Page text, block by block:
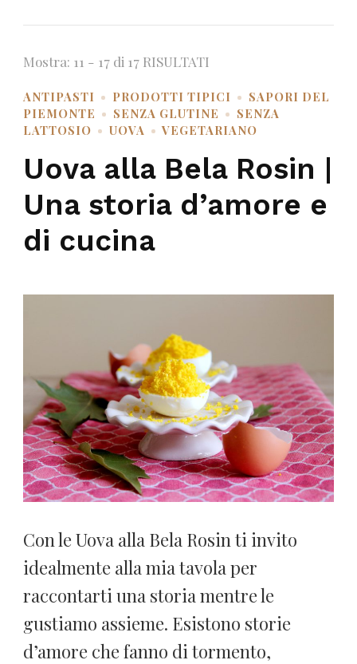
Mostra: 11 - 17 di 17 RISULTATI
ANTIPASTI PRODOTTI TIPICI
SAPORI DEL
PIEMONTE
SENZA GLUTINE
SENZA
LATTOSIO
UOVA VEGETARIANO
Uova alla Bela Rosin |
Una storia d’amore e
di cucina
Con le Uova alla Bela Rosin ti invito
idealmente alla mia tavola per
raccontarti una storia mentre le
gustiamo assieme. Esistono storie
d’amore che fanno di tormento,